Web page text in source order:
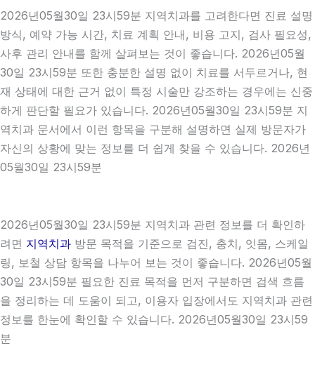
2026년05월30일 23시59분 지역치과를 고려한다면 진료 설명
방식, 예약 가능 시간, 치료 계획 안내, 비용 고지, 검사 필요성,
사후 관리 안내를 함께 살펴보는 것이 좋습니다. 2026년05월
30일 23시59분 또한 충분한 설명 없이 치료를 서두르거나, 현
재 상태에 대한 근거 없이 특정 시술만 강조하는 경우에는 신중
하게 판단할 필요가 있습니다. 2026년05월30일 23시59분 지
역치과 문서에서 이런 항목을 구분해 설명하면 실제 방문자가
자신의 상황에 맞는 정보를 더 쉽게 찾을 수 있습니다. 2026년
05월30일 23시59분
2026년05월30일 23시59분 지역치과 관련 정보를 더 확인하
려면 지역치과 방문 목적을 기준으로 검진, 충치, 잇몸, 스케일
링, 보철 상담 항목을 나누어 보는 것이 좋습니다. 2026년05월
30일 23시59분 필요한 진료 목적을 먼저 구분하면 검색 흐름
을 정리하는 데 도움이 되고, 이용자 입장에서도 지역치과 관련
정보를 한눈에 확인할 수 있습니다. 2026년05월30일 23시59
분